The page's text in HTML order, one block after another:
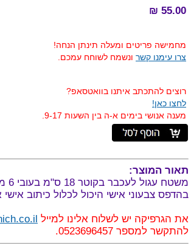
55.00 ₪
מחמישה פריטים ומעלה תינתן הנחה!
צרו עימנו קשר ונשמח לשוחח עמכם.
רוצים להתכתב איתנו בוואטסאפ?
לחצו כאן!
מענה אנושי בימים א-ה בין השעות 9-17.
תאור המוצר:
משטח עגול לעכבר בקוטר
בהדפס צבעוני אישי היכול לכלול כיתוב
את הגרפיקה יש לשלוח אלינו למייל
להתקשר למספר 0523696457.